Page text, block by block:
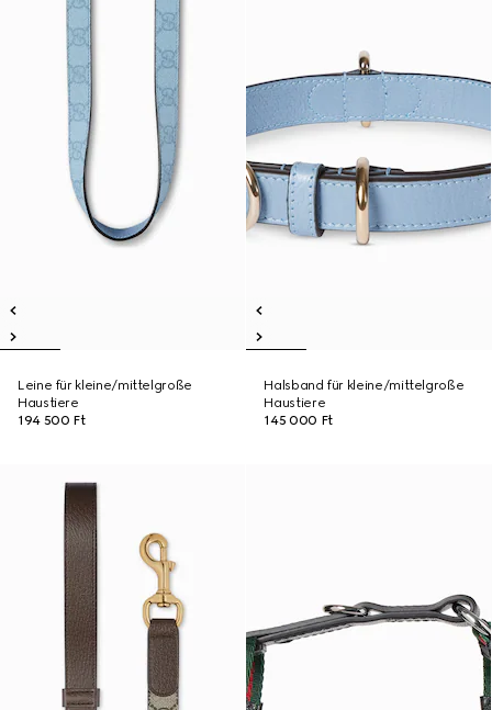
Leine für kleine/mittelgroße
Haustiere
194 500 Ft
Halsband für kleine/mittelgroße
Haustiere
145 000 Ft